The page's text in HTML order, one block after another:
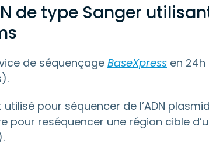
de type Sanger
de séquençage BaseXpress en
pour séquencer de l’ADN
pour reséquencer une région cible